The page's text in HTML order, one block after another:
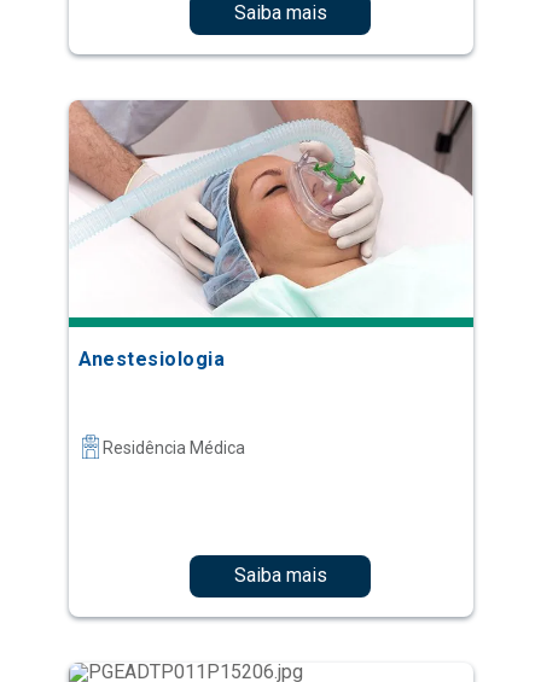
Saiba mais
Anestesiologia
Residência Médica
Saiba mais